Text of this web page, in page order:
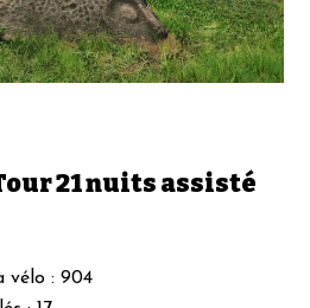
21 nuits assisté
vélo : 904